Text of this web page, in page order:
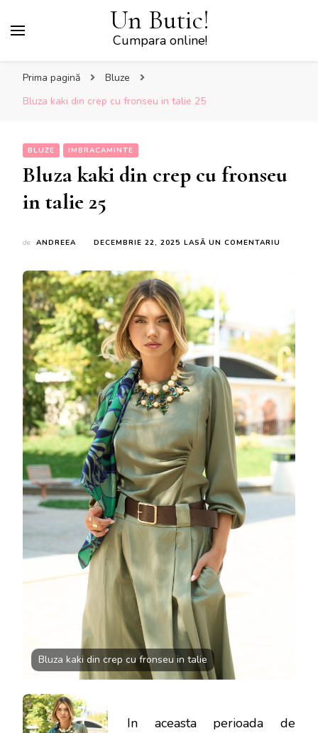
Un Butic!
Cumpara online!
Prima pagină
Bluze
Bluza kaki din crep cu fronseu in talie 25
BLUZE IMBRACAMINTE
Bluza kaki din crep cu fronseu
in talie 25
de ANDREEA DECEMBRIE 22, 2025 LASĂ UN COMENTARIU
IN
TALIE
25
Bluza kaki din crep cu fronseu in talie
In aceasta perioada de